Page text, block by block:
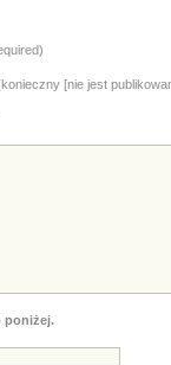
[nie jest
poniżej.